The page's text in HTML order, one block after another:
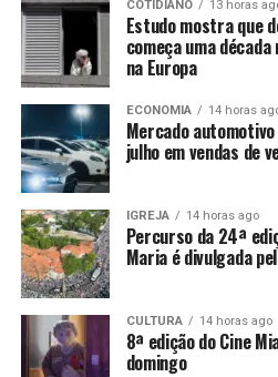
COTIDIANO 13 horas
Estudo mostra que
começa uma
na Europa
ECONOMIA 14 horas
Mercado
julho em vendas de
IGREJA 14 horas ago
Percurso da 24ª
Maria é divulgada
CULTURA 14 horas ago
8ª edição do Cine
domingo